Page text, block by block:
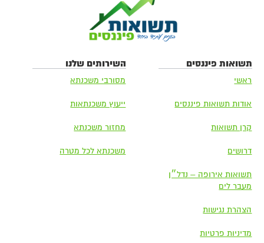
תשואות פיננסים
ראשי
אודות תשואות פיננסים
קרן תשואות
דרושים
תשואות אירופה – נדל״ן
מעבר לים
הצהרת נגישות
מדיניות פרטיות
השירותים שלנו
מסורבי משכנתא
ייעוץ משכנתאות
מחזור משכנתא
משכנתא לכל מטרה